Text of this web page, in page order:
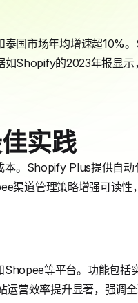
国市场年均增速超10%
Shopify的2023年报显
实践
。Shopify Plus提供自
渠道管理策略增强可读性
等平台。功能包括
营效率提升显著，强调全